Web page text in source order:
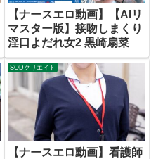
【ナースエロ動画】【AIリ
マスター版】接吻しまくり
淫口よだれ女2 黒崎扇菜
SODクリエイト
【ナースエロ動画】看護師